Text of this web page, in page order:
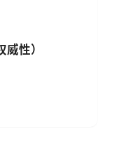
性）